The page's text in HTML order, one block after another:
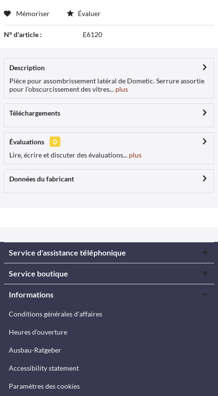
Mémoriser Évaluer
N° d'article : E6120
Description
Pièce pour assombrissement latéral de Dometic. Serrure assortie
pour l'obscurcissement des vitres... plus
Téléchargements
Évaluations
0
Lire, écrire et discuter des évaluations... plus
Données du fabricant
Service d'assistance téléphonique
Service boutique
Informations
Conditions générales d'affaires
Heures d'ouverture
Ausbau-Ratgeber
Accessibility statement
Paramètres des cookies